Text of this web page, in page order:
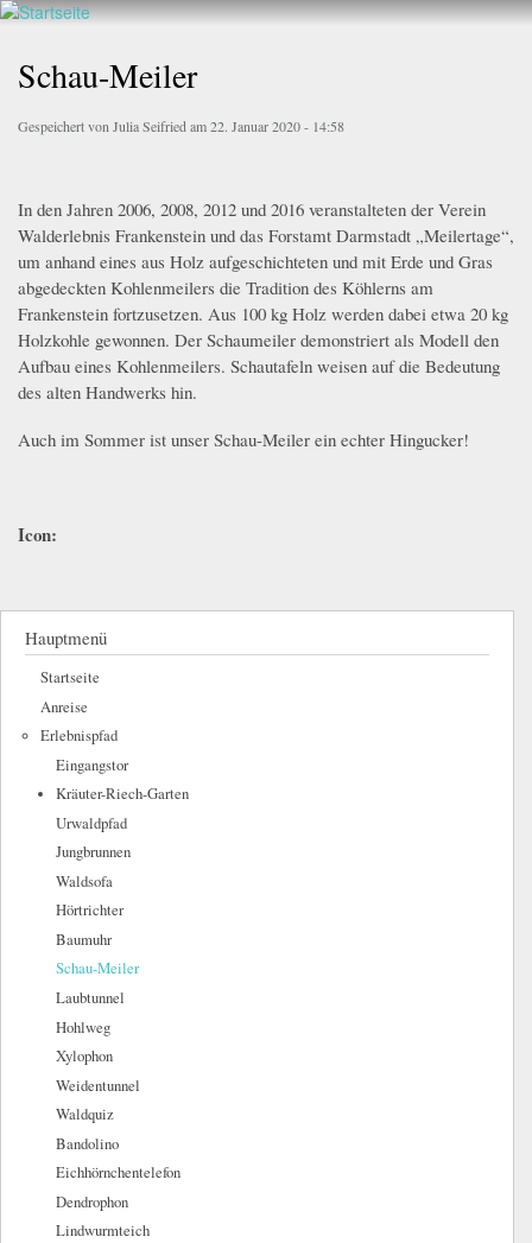
Direkt
Walderlebnis
e.V.
Schau-Meiler
Gespeichert von Julia Seifried am 22. Januar 2020 - 14:58
In den Jahren 2006, 2008, 2012 und 2016 veranstalteten der Verein
Walderlebnis Frankenstein und das Forstamt Darmstadt „Meilertage“,
um anhand eines aus Holz aufgeschichteten und mit Erde und Gras
abgedeckten Kohlenmeilers die Tradition des Köhlerns am
Frankenstein fortzusetzen. Aus 100 kg Holz werden dabei etwa 20 kg
Holzkohle gewonnen. Der Schaumeiler demonstriert als Modell den
Aufbau eines Kohlenmeilers. Schautafeln weisen auf die Bedeutung
des alten Handwerks hin.
Auch im Sommer ist unser Schau-Meiler ein echter Hingucker!
Icon:
Hauptmenü
Startseite
Anreise
Erlebnispfad
Eingangstor
Kräuter-Riech-Garten
Urwaldpfad
Jungbrunnen
Waldsofa
Hörtrichter
Baumuhr
Schau-Meiler
Laubtunnel
Hohlweg
Xylophon
Weidentunnel
Waldquiz
Bandolino
Eichhörnchentelefon
Dendrophon
Lindwurmteich